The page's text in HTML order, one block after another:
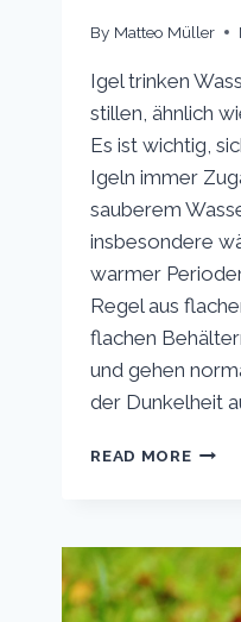
By Matteo Müller
Igel trinken
stillen, ähnlich
Es ist wichtig,
Igeln immer
sauberem
insbesondere
warmer
Regel aus
flachen
und gehen
der Dunkelheit
READ MOREWAS